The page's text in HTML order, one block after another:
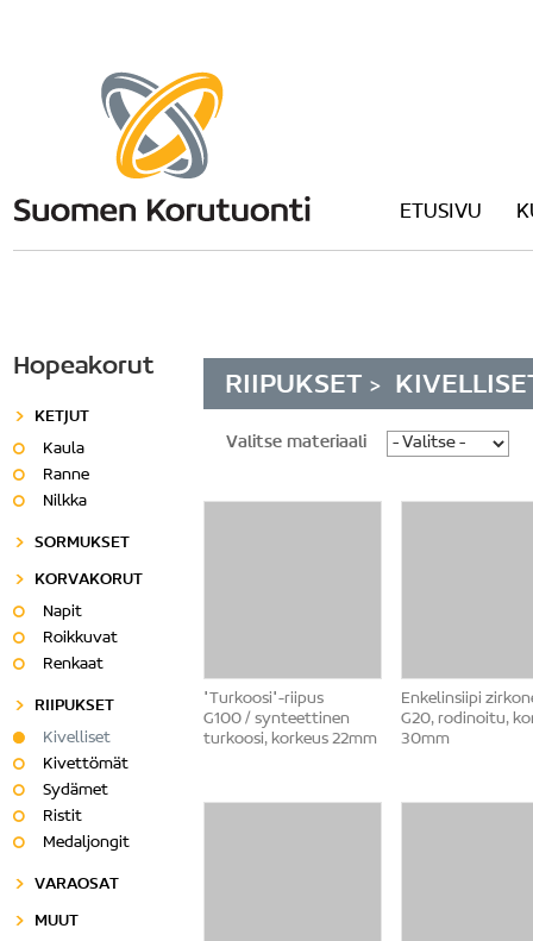
ETUSIVU
RIIPUKSET >
Valitse materiaali
"Turkoosi"-riipus
G100 / synteettinen
turkoosi, korkeus 22mm
Enkelinsiipi
G20, rodinoitu,
30mm
Hopeakorut
KETJUT
Kaula
Ranne
Nilkka
SORMUKSET
KORVAKORUT
Napit
Roikkuvat
Renkaat
RIIPUKSET
Kivelliset
Kivettömät
Sydämet
Ristit
Medaljongit
VARAOSAT
MUUT